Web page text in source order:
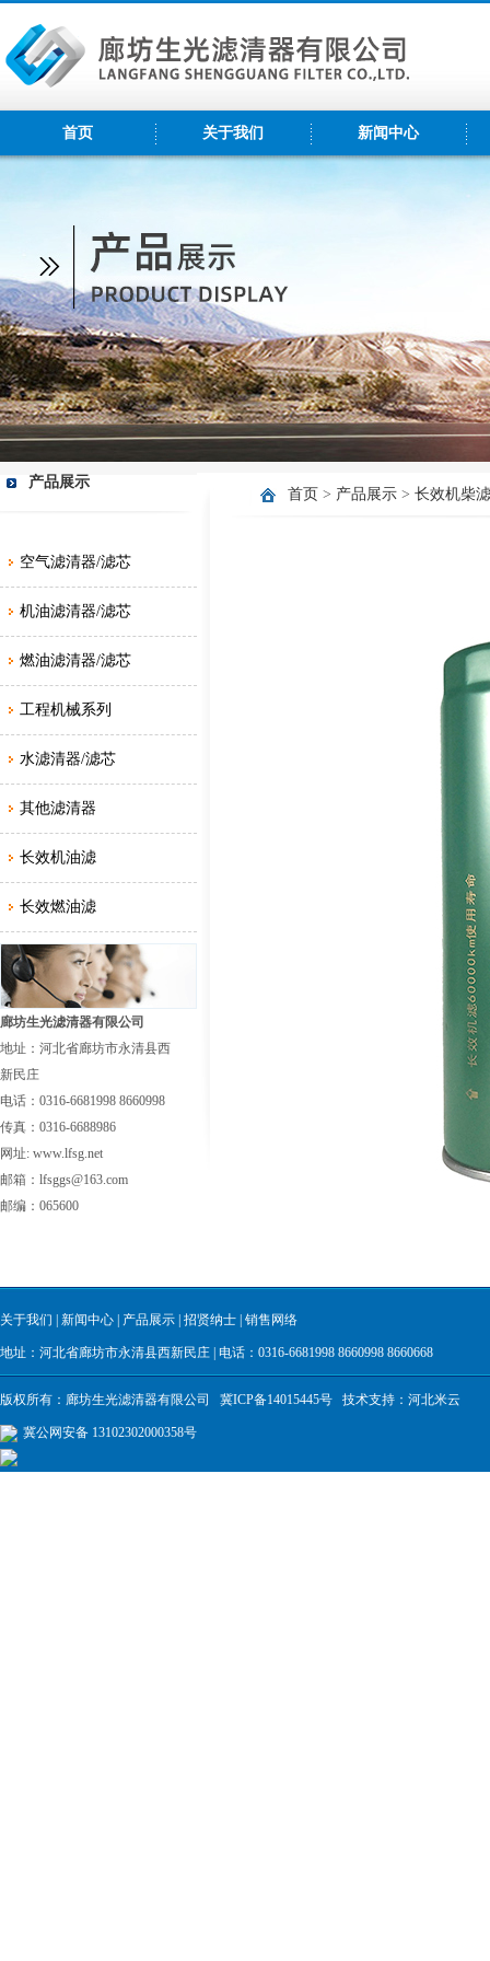
首页 关于我们 新闻中心
产品展示
空气滤清器/滤芯
机油滤清器/滤芯
燃油滤清器/滤芯
工程机械系列
水滤清器/滤芯
其他滤清器
长效机油滤
长效燃油滤
廊坊生光滤清器有限公司
地址：河北省廊坊市永清县西
新民庄
电话：0316-6681998 8660998
传真：0316-6688986
网址: www.lfsg.net
邮箱：lfsggs@163.com
邮编：065600
首页 > 产品展示 > 长效机柴滤
关于我们 新闻中心 产品展示 招贤纳士 销售网络
地址：河北省廊坊市永清县西新民庄 | 电话：0316-6681998 8660998 8660668
版权所有：廊坊生光滤清器有限公司 冀ICP备14015445号 技术支持： 河北米云
冀公网安备 13102302000358号